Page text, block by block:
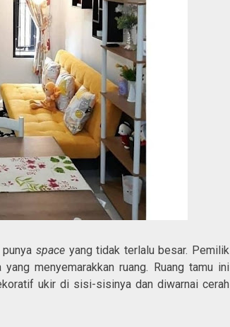
spaceyang tidak terlalu besar. Pemilik
menyemarakkan ruang. Ruang tamu ini
ukir di sisi-sisinya dan diwarnai cerah